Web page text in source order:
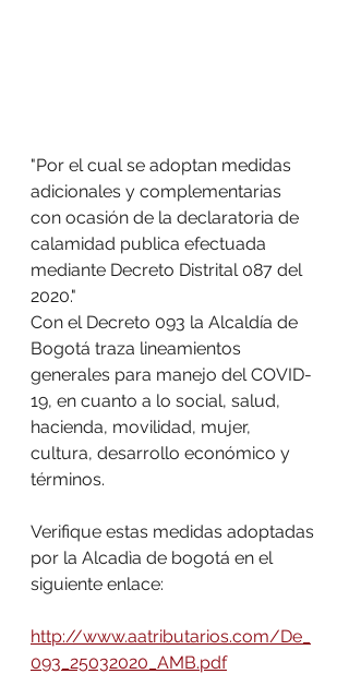
"Por el cual se adoptan medidas
adicionales y complementarias
con ocasión de la declaratoria de
calamidad publica efectuada
mediante Decreto Distrital 087 del
2020."
Con el Decreto 093 la Alcaldía de
Bogotá traza lineamientos
generales para manejo del COVID-
19, en cuanto a lo social, salud,
hacienda, movilidad, mujer,
cultura, desarrollo económico y
términos.
Verifique estas medidas adoptadas
por la Alcadìa de bogotá en el
siguiente enlace:
http://www.aatributarios.com/De_
093_25032020_AMB.pdf